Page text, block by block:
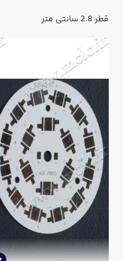
قطر 2.8 سانتی متر